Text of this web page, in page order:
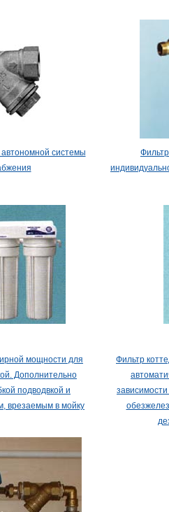
системы
мощности для
Дополнительно
подводвкой и
врезаемым в мойку
Фильтр